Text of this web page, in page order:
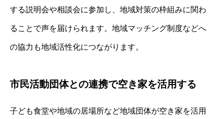
する説明会や相談会に参加し、地域対策の枠組みに関わ
ることで声を届けられます。地域マッチング制度などへ
の協力も地域活性化につながります。
市民活動団体との連携で空き家を活用する
子ども食堂や地域の居場所など地域団体が空き家を活用